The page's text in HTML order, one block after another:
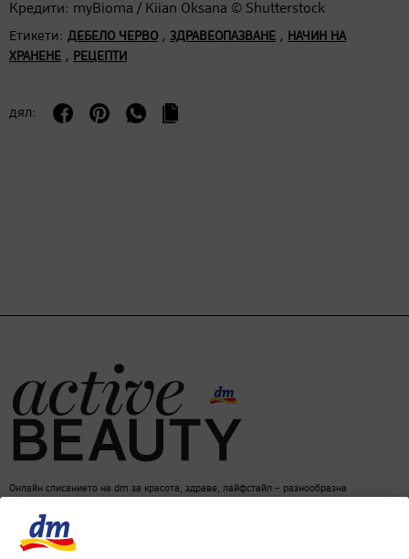
Кредити: myBioma / Kiian Oksana © Shutterstock
Етикети: ДЕБЕЛО ЧЕРВО , ЗДРАВЕОПАЗВАНЕ ,
НАЧИН НА
ХРАНЕНЕ , РЕЦЕПТИ
дял:
Онлайн списанието на dm за красота, здраве, лайфстайл – разнообразна